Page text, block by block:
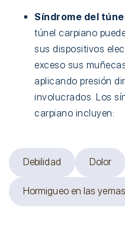
Síndrome del
túnel carpiano
sus dispositivos
exceso sus
aplicando presión
involucrados. Los
carpiano incluyen:
Debilidad Dolor
Hormigueo en las